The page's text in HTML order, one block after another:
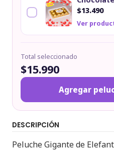
$13.490
Ver
Total seleccionado
$15.990
Agregar
DESCRIPCIÓN
Peluche Gigante de